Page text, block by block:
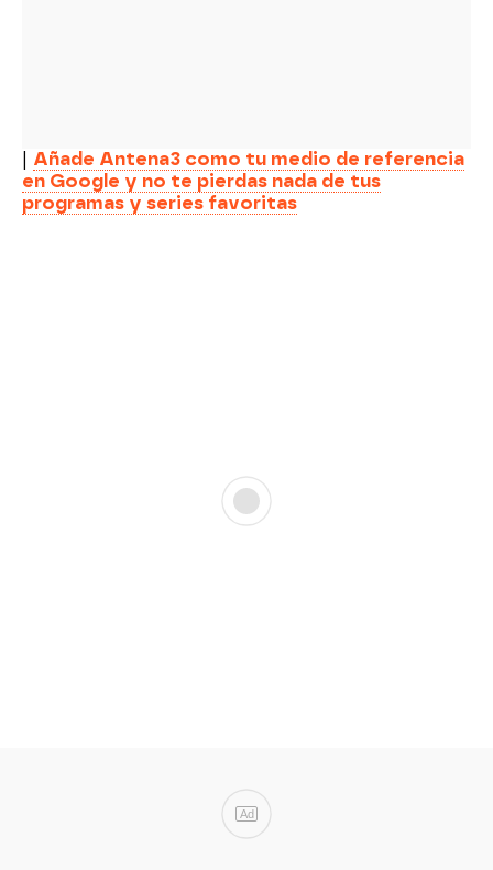
Añade Antena3 como tu medio de referencia
en Google y no te pierdas nada de tus
programas y series favoritas
Ad